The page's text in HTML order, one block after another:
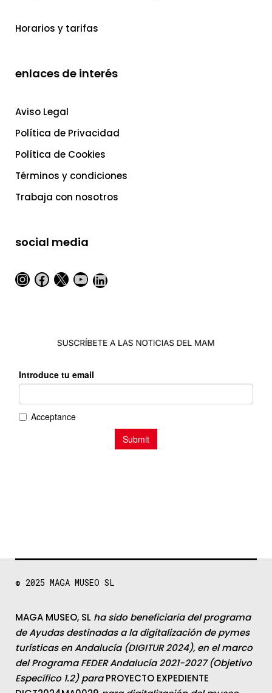
Horarios y tarifas
enlaces de interés
Aviso Legal
Política de Privacidad
Política de Cookies
Términos y condiciones
Trabaja con nosotros
social media
Instagram
Facebook
X YouTube
LinkedIn
© 2025 MAGA MUSEO SL
MAGA MUSEO, SL ha sido beneficiaria del programa
de Ayudas destinadas a la digitalización de pymes
turísticas en Andalucía (DIGITUR 2024), en el marco
del Programa FEDER Andalucía 2021-2027 (Objetivo
Específico 1.2) paraPROYECTO EXPEDIENTE